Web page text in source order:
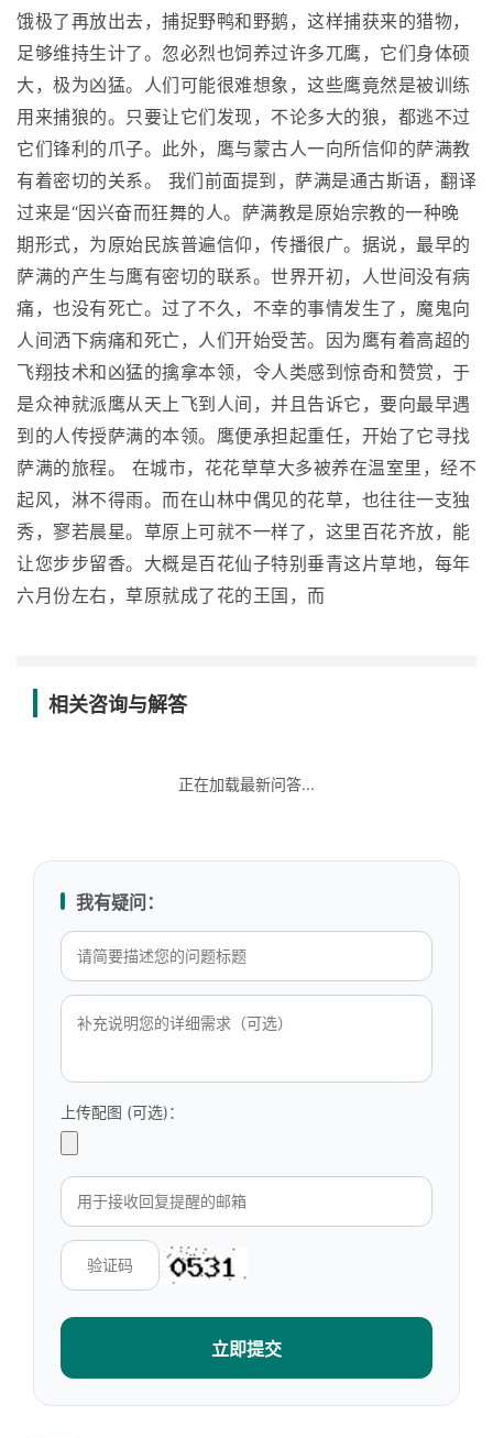
饿极了再放出去，捕捉野鸭和野鹅，这样捕获来的猎物，
足够维持生计了。忽必烈也饲养过许多兀鹰，它们身体硕
大，极为凶猛。人们可能很难想象，这些鹰竟然是被训练
用来捕狼的。只要让它们发现，不论多大的狼，都逃不过
它们锋利的爪子。此外，鹰与蒙古人一向所信仰的萨满教
有着密切的关系。 我们前面提到，萨满是通古斯语，翻译
过来是“因兴奋而狂舞的人。萨满教是原始宗教的一种晚
期形式，为原始民族普遍信仰，传播很广。据说，最早的
萨满的产生与鹰有密切的联系。世界开初，人世间没有病
痛，也没有死亡。过了不久，不幸的事情发生了，魔鬼向
人间洒下病痛和死亡，人们开始受苦。因为鹰有着高超的
飞翔技术和凶猛的擒拿本领，令人类感到惊奇和赞赏，于
是众神就派鹰从天上飞到人间，并且告诉它，要向最早遇
到的人传授萨满的本领。鹰便承担起重任，开始了它寻找
萨满的旅程。 在城市，花花草草大多被养在温室里，经不
起风，淋不得雨。而在山林中偶见的花草，也往往一支独
秀，寥若晨星。草原上可就不一样了，这里百花齐放，能
让您步步留香。大概是百花仙子特别垂青这片草地，每年
六月份左右，草原就成了花的王国，而
相关咨询与解答
正在加载最新问答...
我有疑问：
上传配图 (可选)：
立即提交